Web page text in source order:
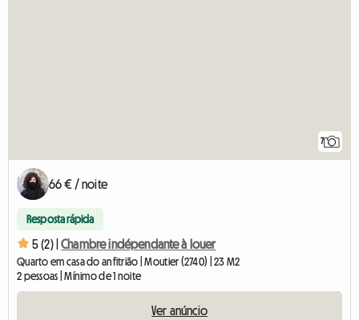
7
66 € / noite
Resposta rápida
5 (2) | Chambre indépendante à louer
Quarto em casa do anfitrião | Moutier (2740) | 23 M2
2 pessoas | Mínimo de 1 noite
Ver anúncio